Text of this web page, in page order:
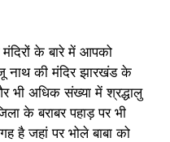
के बारे में आपको
नाथ की मंदिर झारखंड के
भी अधिक संख्या में श्रद्धालु
के बराबर पहाड़ पर भी
है जहां पर भोले बाबा को